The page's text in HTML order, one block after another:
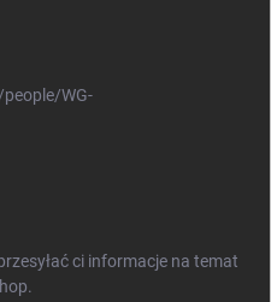
WG-
ci informacje na temat